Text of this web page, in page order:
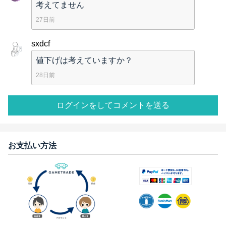
考えてません
27日前
sxdcf
値下げは考えていますか？
28日前
ログインをしてコメントを送る
お支払い方法